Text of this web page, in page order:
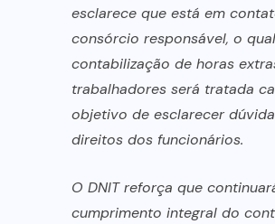
esclarece que está em
consórcio responsável, o
contabilização de horas
trabalhadores será tratada
objetivo de esclarecer
direitos dos funcionários.
O DNIT reforça que
cumprimento integral do